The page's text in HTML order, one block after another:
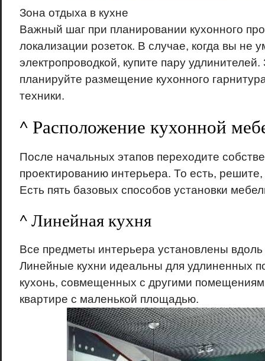
Зона отдыха в кухне
Важный шаг при планировании кухонного
локализации розеток. В случае, когда вы не
электропроводкой, купите пару
планируйте размещение кухонного
техники.
^ Расположение кухонной
После начальных этапов переходите
проектированию интерьера. То есть, решите,
Есть пять базовых способов установки
^ Линейная кухня
Все предметы интерьера установлены
Линейные кухни идеальны для удлиненных
кухонь, совмещенных с другими
квартире с маленькой площадью.